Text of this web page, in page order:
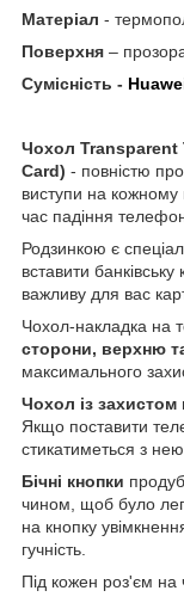
Матеріал -
Поверхня –
Сумісність -
Чохол Transparent
Card) - повністю
виступи на кожному
час падіння
Родзинкою є
вставити
важливу для вас
Чохол-накладка на
сторони, верхню
максимального
Чохол із захистом
Якщо поставити
стикатиметься з
Бічні кнопки
чином, щоб було
на кнопку
гучність.
Під кожен роз'єм на